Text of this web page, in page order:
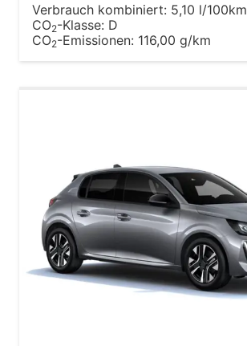
Verbrauch kombiniert: 5,10 l/100km
CO2-Klasse: D
CO2-Emissionen: 116,00 g/km